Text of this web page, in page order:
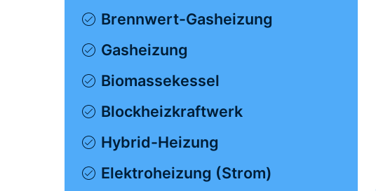
Brennwert-Gasheizung
Gasheizung
Biomassekessel
Blockheizkraftwerk
Hybrid-Heizung
Elektroheizung (Strom)